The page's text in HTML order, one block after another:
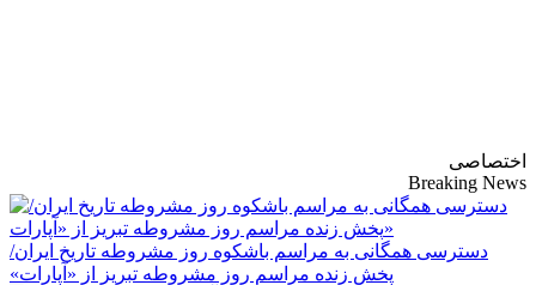
اختصاصی
Breaking News
دسترسی همگانی به مراسم باشکوه روز مشروطه تاریخ ایران/
پخش زنده مراسم روز مشروطه تبریز از «آپارات»